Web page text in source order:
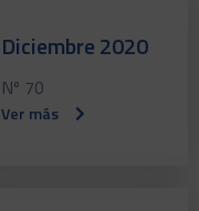
Diciembre 2020
Nº 70
Ver más